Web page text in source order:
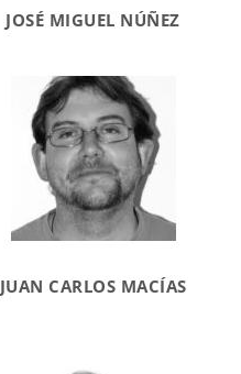
JOSÉ MIGUEL NÚÑEZ
JUAN CARLOS MACÍAS